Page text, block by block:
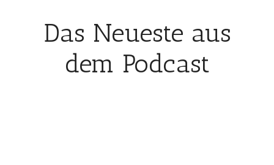
Das Neueste aus
dem Podcast